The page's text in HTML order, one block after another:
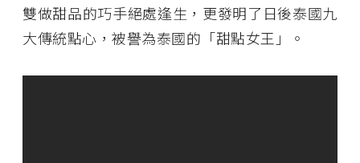
雙做甜品的巧手絕處逢生，更發明了日後泰國九
大傳統點心，被譽為泰國的「甜點女王」。